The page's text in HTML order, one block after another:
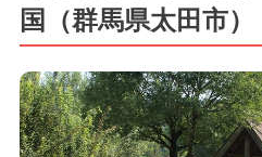
国（群馬県太田市）